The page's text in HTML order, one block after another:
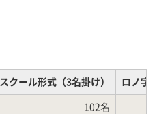
スクール形式（3名掛け）
ロノ字
102名